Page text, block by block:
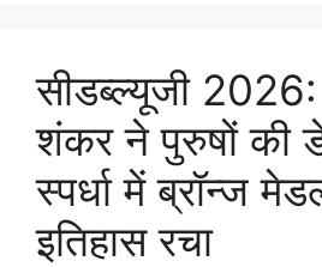
सीडब्ल्यूजी
शंकर ने पुरुषों की
स्पर्धा में ब्रॉन्ज
इतिहास रचा